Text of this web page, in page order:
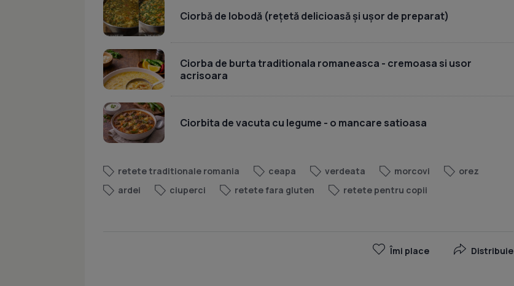
Ciorbă de lobodă (rețetă delicioasă și ușor de preparat)
Ciorba de burta traditionala romaneasca - cremoasa si usor
acrisoara
Ciorbita de vacuta cu legume - o mancare satioasa
retete traditionale romania ceapa verdeata morcovi
orez
ardei
ciuperci retete fara gluten retete pentru copii
Îmi place Distribuie